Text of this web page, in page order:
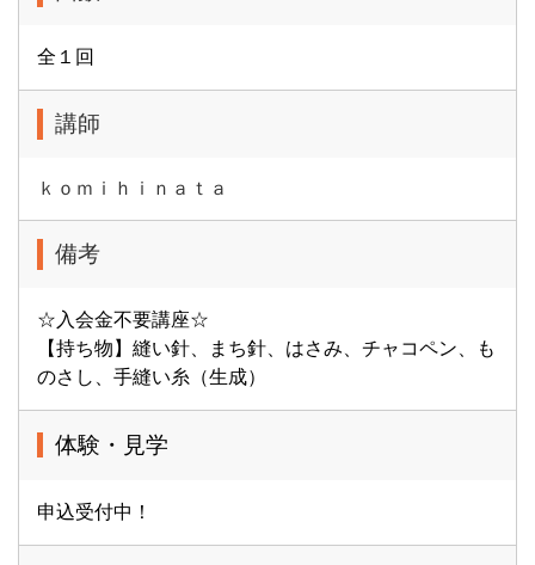
全１回
講師
ｋｏｍｉｈｉｎａｔａ
備考
☆入会金不要講座☆
【持ち物】縫い針、まち針、はさみ、チャコペン、も
のさし、手縫い糸（生成）
体験・見学
申込受付中！